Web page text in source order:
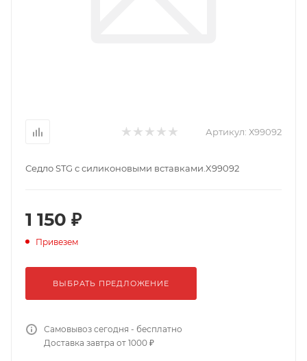
Артикул: Х99092
Седло STG с силиконовыми вставками.X99092
1 150 ₽
Привезем
ВЫБРАТЬ ПРЕДЛОЖЕНИЕ
Самовывоз сегодня - бесплатно
Доставка завтра от 1000 ₽